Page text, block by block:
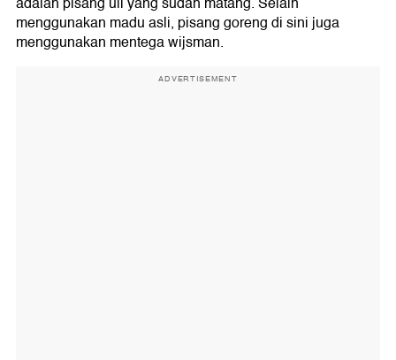
menggunakan madu asli, pisang goreng di sini juga
menggunakan mentega wijsman.
ADVERTISEMENT